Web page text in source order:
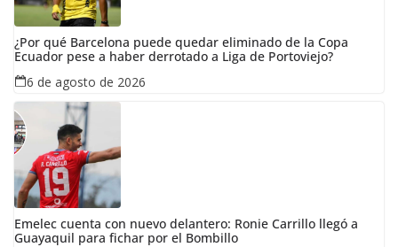
¿Por qué Barcelona puede quedar eliminado de la Copa
Ecuador pese a haber derrotado a Liga de Portoviejo?
6 de agosto de 2026
Emelec cuenta con nuevo delantero: Ronie Carrillo llegó a
Guayaquil para fichar por el Bombillo